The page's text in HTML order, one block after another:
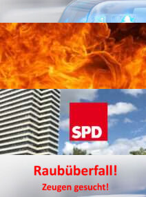
FB News
FB News
AUTO
FEUER
WIE SIEHT
AUS?
ÜBERFALL
EUGEN